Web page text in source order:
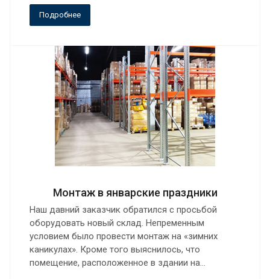
Подробнее
Монтаж в январские праздники
Наш давний заказчик обратился с просьбой
оборудовать новый склад. Непременным
условием было провести монтаж на «зимних
каникулах». Кроме того выяснилось, что
помещение, расположенное в здании на…